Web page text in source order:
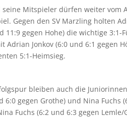
Mitspieler dürfen weiter vom
Gegen den SV Marzling holten
11:9 gegen Hohe) die wichtige
Adrian Jonkov (6:0 und 6:1 gegen
5:1-Heimsieg.
bleiben auch die
6:0 gegen Grothe) und Nina
Fuchs (6:2 und 6:3 gegen